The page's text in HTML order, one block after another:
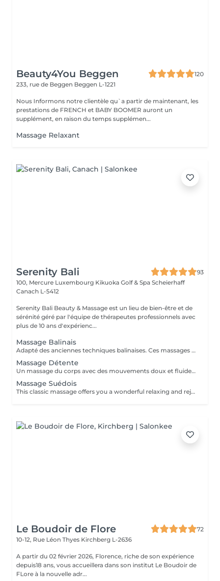
Beauty4You Beggen
120
233, rue de Beggen Beggen L-1221
Nous Informons notre clientèle qu`a partir de maintenant, les
prestations de FRENCH et BABY BOOMER auront un
supplément, en raison du temps supplémen...
Massage Relaxant
Serenity Bali
93
100, Mercure Luxembourg Kikuoka Golf & Spa Scheierhaff
Canach L-5412
Serenity Bali Beauty & Massage est un lieu de bien-être et de
sérénité géré par l'équipe de thérapeutes professionnels avec
plus de 10 ans d'expérienc...
Massage Balinais
Adapté des anciennes techniques balinaises. Ces massages des tissus profonds soulagent les tensions corporelles et favorisent de meilleurs habitudes de sommeil.
Massage Détente
Un massage du corps avec des mouvements doux et fluides. Utile pour rajeunir la peau, soulager les tensions et le stress, éclaircir l'esprit et favoriser la circulation sanguine.
Massage Suédois
This classic massage offers you a wonderful relaxing and rejuvenating experience to improve your circulation and promote relaxation by soothing your muscles.
Le Boudoir de Flore
72
10-12, Rue Léon Thyes Kirchberg L-2636
A partir du 02 février 2026, Florence, riche de son expérience
depuis18 ans, vous accueillera dans son institut Le Boudoir de
FLore à la nouvelle adr...